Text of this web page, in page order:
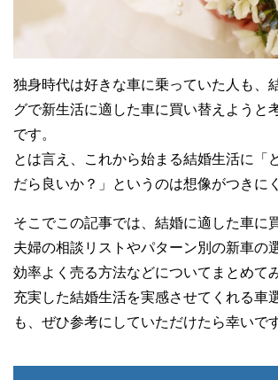
独身時代は好きな車に乗っていた人も、
グで新生活に適した車に買い替えようと
です。
とは言え、これから始まる結婚生活に「
だら良いか？」というのは想像がつきに
そこでこの記事では、結婚に適した車に
夫婦の相談リストやパターン別の新車の
効率よく売る方法などについてまとめて
充実した結婚生活を実感させてくれる車
も、ぜひ参考にしていただけたら幸いです